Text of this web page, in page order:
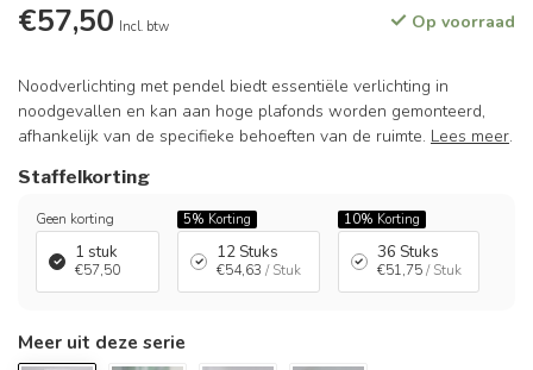
€57,50 Incl. btw Op voorraad
Noodverlichting met pendel biedt essentiële verlichting in
noodgevallen en kan aan hoge plafonds worden gemonteerd,
afhankelijk van de specifieke behoeften van de ruimte. Lees meer.
Staffelkorting
Geen korting
1 stuk
€57,50
5% Korting
12 Stuks
€54,63 / Stuk
10% Korting
36 Stuks
€51,75 / Stuk
Meer uit deze serie